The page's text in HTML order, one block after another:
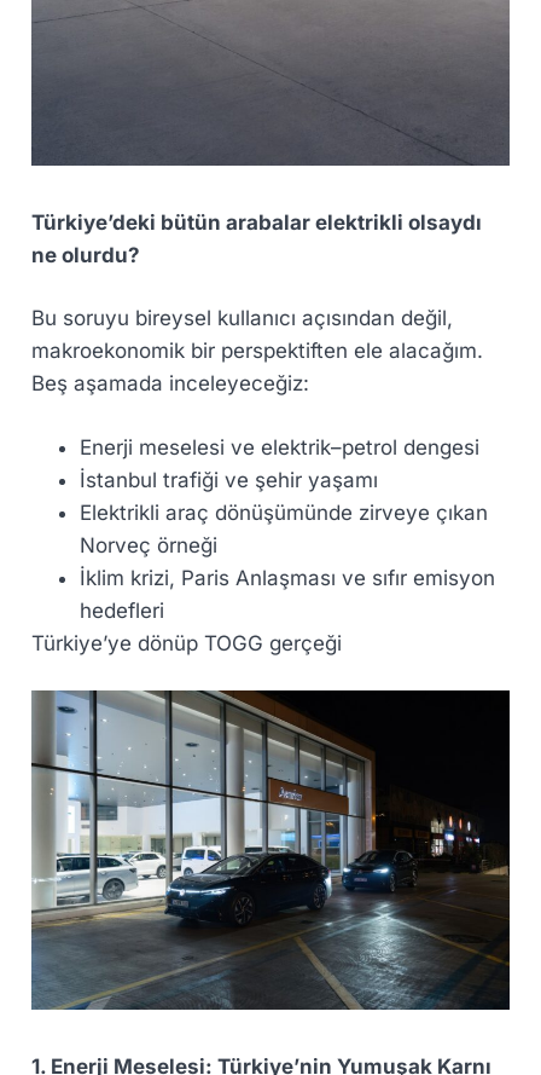
Türkiye’deki bütün arabalar elektrikli olsaydı
ne olurdu?
Bu soruyu bireysel kullanıcı açısından değil,
makroekonomik bir perspektiften ele alacağım.
Beş aşamada inceleyeceğiz:
Enerji meselesi ve elektrik–petrol dengesi
İstanbul trafiği ve şehir yaşamı
Elektrikli araç dönüşümünde zirveye çıkan
Norveç örneği
İklim krizi, Paris Anlaşması ve sıfır emisyon
hedefleri
Türkiye’ye dönüp TOGG gerçeği
1. Enerji Meselesi: Türkiye’nin Yumuşak Karnı